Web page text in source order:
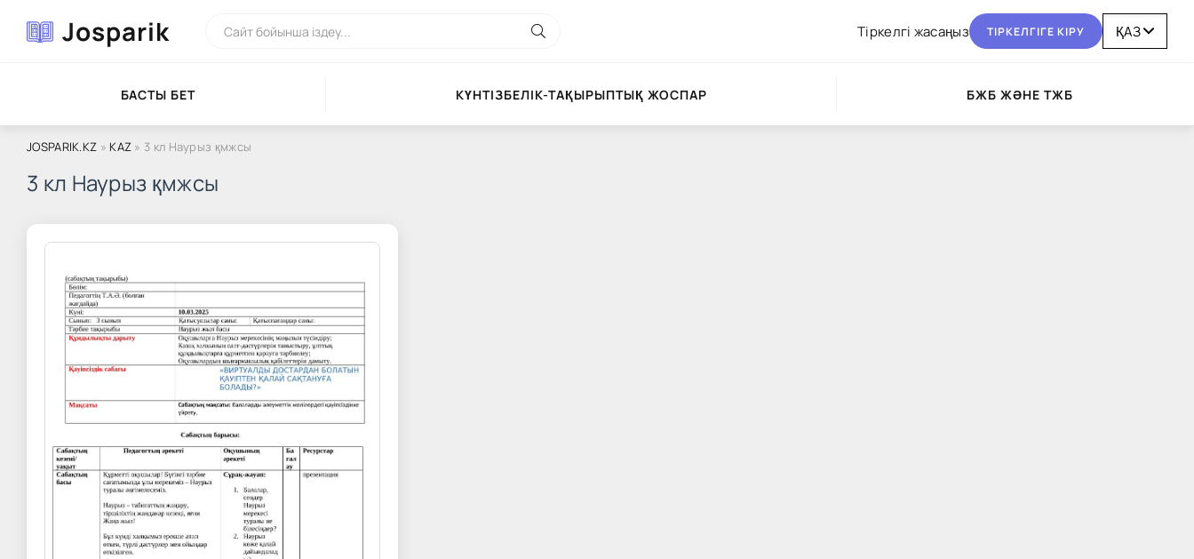
Josparik Тіркелгі жасаңыз ТІРКЕЛГІГЕ КІРУ
БАСТЫ БЕТ КҮНТІЗБЕЛІК-ТАҚЫРЫПТЫҚ ЖОСПАР БЖБ ЖӘНЕ ТЖБ
JOSPARIK.KZ » KAZ » 3 кл Наурыз қмжсы
3 кл Наурыз қмжсы